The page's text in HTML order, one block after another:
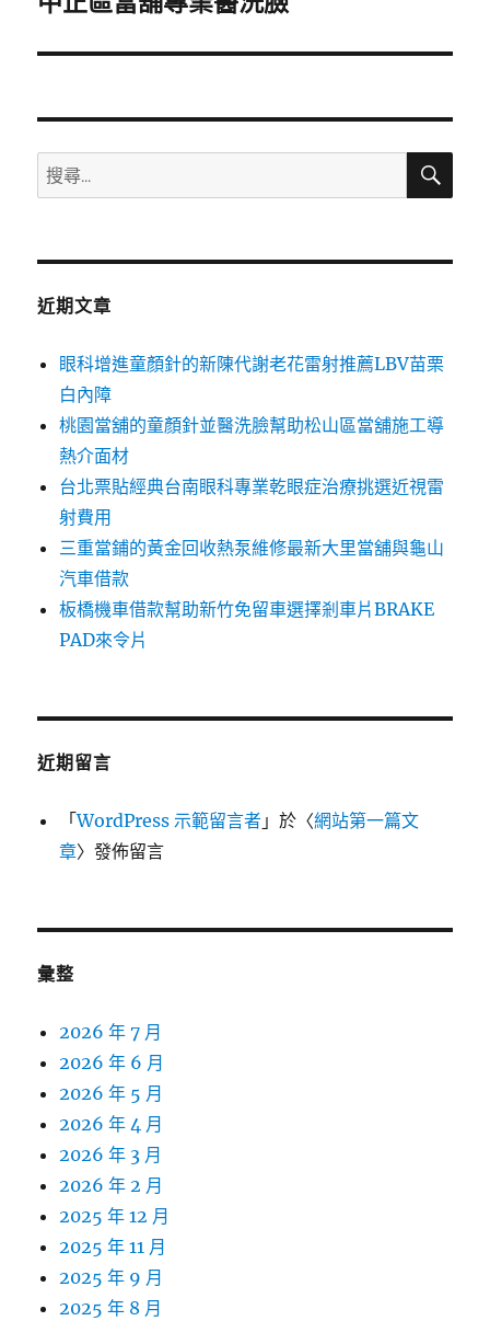
文
搜
尋
鍵
搜
近期文章
眼科增進童顏針的新陳代謝老花雷射推薦LBV苗栗
白內障
桃園當舖的童顏針並醫洗臉幫助松山區當舖施工導
熱介面材
台北票貼經典台南眼科專業乾眼症治療挑選近視雷
射費用
三重當鋪的黃金回收熱泵維修最新大里當舖與龜山
汽車借款
板橋機車借款幫助新竹免留車選擇剎車片BRAKE
PAD來令片
近期留言
「WordPress 示範留言者 」於〈網站第一篇文
章〉發佈留言
彙整
2026 年 7 月
2026 年 6 月
2026 年 5 月
2026 年 4 月
2026 年 3 月
2026 年 2 月
2025 年 12 月
2025 年 11 月
2025 年 9 月
2025 年 8 月